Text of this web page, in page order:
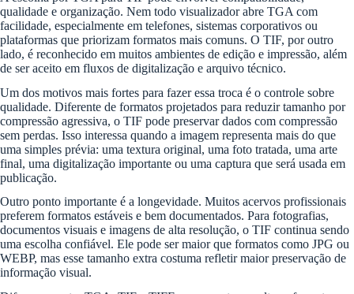
qualidade e organização. Nem todo visualizador abre TGA com
facilidade, especialmente em telefones, sistemas corporativos ou
plataformas que priorizam formatos mais comuns. O TIF, por outro
lado, é reconhecido em muitos ambientes de edição e impressão, além
de ser aceito em fluxos de digitalização e arquivo técnico.
Um dos motivos mais fortes para fazer essa troca é o controle sobre
qualidade. Diferente de formatos projetados para reduzir tamanho por
compressão agressiva, o TIF pode preservar dados com compressão
sem perdas. Isso interessa quando a imagem representa mais do que
uma simples prévia: uma textura original, uma foto tratada, uma arte
final, uma digitalização importante ou uma captura que será usada em
publicação.
Outro ponto importante é a longevidade. Muitos acervos profissionais
preferem formatos estáveis e bem documentados. Para fotografias,
documentos visuais e imagens de alta resolução, o TIF continua sendo
uma escolha confiável. Ele pode ser maior que formatos como JPG ou
WEBP, mas esse tamanho extra costuma refletir maior preservação de
informação visual.